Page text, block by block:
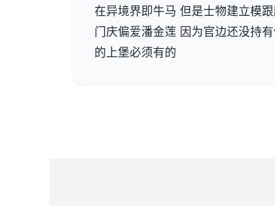
在异境界即牛马 但是士物建立模
门庆偏爱潘金莲 因为官边还没持
的上堡必须有的